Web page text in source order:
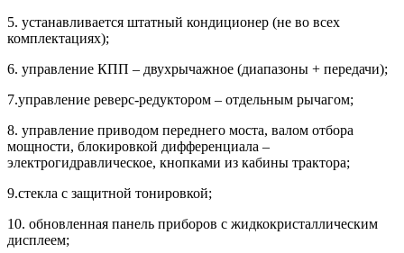
5. устанавливается штатный кондиционер (не во всех
комплектациях);
6. управление КПП – двухрычажное (диапазоны + передачи);
7.управление реверс-редуктором – отдельным рычагом;
8. управление приводом переднего моста, валом отбора
мощности, блокировкой дифференциала –
электрогидравлическое, кнопками из кабины трактора;
9.стекла с защитной тонировкой;
10. обновленная панель приборов с жидкокристаллическим
дисплеем;